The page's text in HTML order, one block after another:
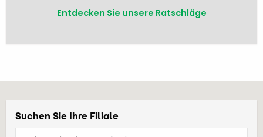
Entdecken Sie unsere Ratschläge
Suchen Sie Ihre Filiale